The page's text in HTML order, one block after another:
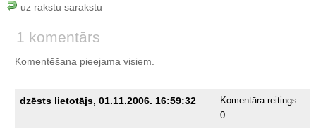
uz rakstu sarakstu
1 komentārs
Komentēšana pieejama visiem.
dzēsts lietotājs, 01.11.2006. 16:59:32
Komentāra reitings:
0